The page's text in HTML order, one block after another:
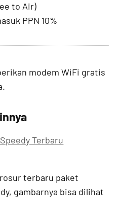
to Air)
PPN 10%
modem WiFi gratis
Terbaru
terbaru paket
gambarnya bisa dilihat